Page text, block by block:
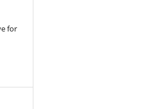
for